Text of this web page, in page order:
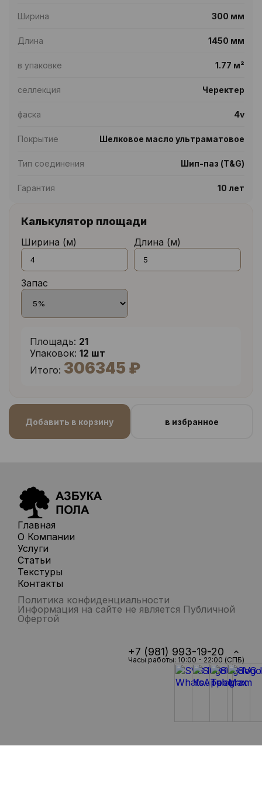
Ширина 300 мм
Длина 1450 мм
в упаковке 1.77 м²
селлекция Черектер
фаска 4v
Покрытие Шелковое масло ультраматовое
Тип соединения Шип-паз (T&G)
Гарантия 10 лет
Калькулятор площади
Ширина (м) Длина (м)
Запас
Площадь: 21
Упаковок: 12 шт
Итого: 306345 ₽
Добавить в корзину в избранное
Главная
О Компании
Услуги
Статьи
Текстуры
Контакты
Политика конфиденциальности
Информация на сайте не является Публичной
Офертой
+7 (981) 993-19-20
Часы работы: 10:00 - 22:00 (СПБ)